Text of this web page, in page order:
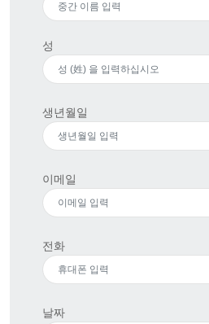
성
생년월일
이메일
전화
날짜